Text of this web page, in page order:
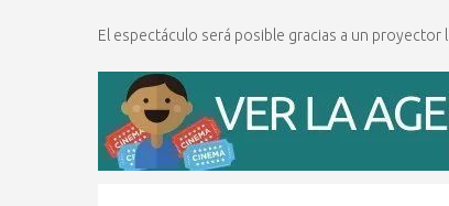
El espectáculo será posible gracias a un